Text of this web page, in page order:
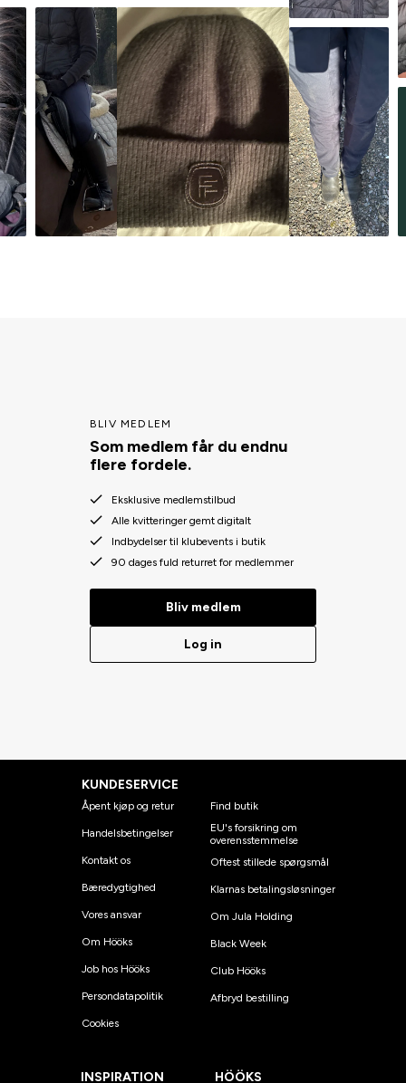
BLIV MEDLEM
Som medlem får du endnu
flere fordele.
Eksklusive medlemstilbud
Alle kvitteringer gemt digitalt
Indbydelser til klubevents i butik
90 dages fuld returret for medlemmer
Bliv medlem
Log in
KUNDESERVICE
Åpent kjøp og retur
Handelsbetingelser
Kontakt os
Bæredygtighed
Vores ansvar
Om Hööks
Job hos Hööks
Persondatapolitik
Cookies
Find butik
EU's forsikring om
overensstemmelse
Oftest stillede spørgsmål
Klarnas betalingsløsninger
Om Jula Holding
Black Week
Club Hööks
Afbryd bestilling
INSPIRATION
HÖÖKS